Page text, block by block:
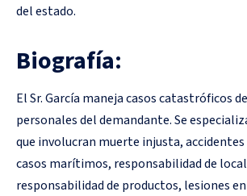
del estado.
Biografía:
El Sr. García maneja casos catastróficos
personales del demandante. Se
que involucran muerte injusta,
casos marítimos, responsabilidad de
responsabilidad de productos, lesiones